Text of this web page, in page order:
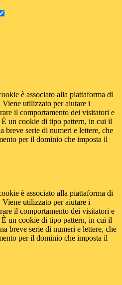
è associato alla piattaforma di
utilizzato per aiutare i
il comportamento dei visitatori e
un cookie di tipo pattern, in cui il
breve serie di numeri e lettere, che
per il dominio che imposta il
è associato alla piattaforma di
utilizzato per aiutare i
il comportamento dei visitatori e
un cookie di tipo pattern, in cui il
breve serie di numeri e lettere, che
per il dominio che imposta il